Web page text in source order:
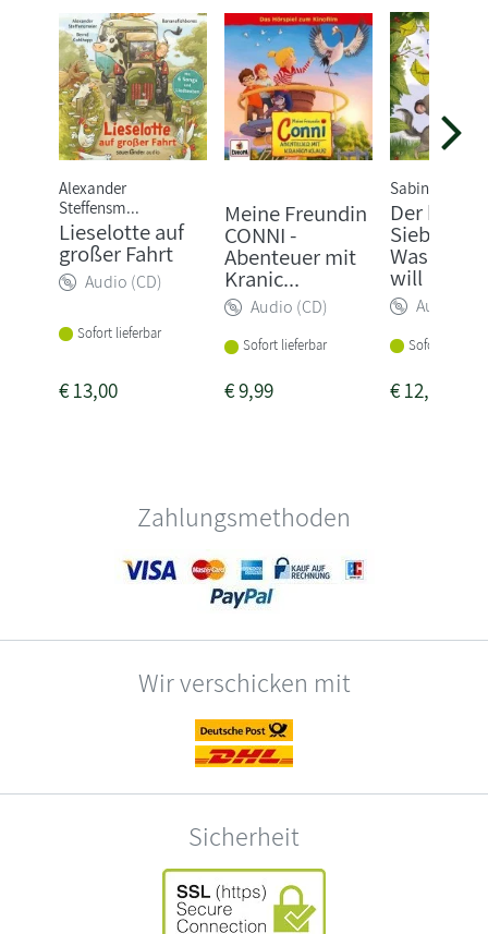
Alexander
Steffensm...
Lieselotte auf
großer Fahrt
Audio (CD)
Sofort lieferbar
€13,00
Meine Freundin
CONNI -
Abenteuer mit
Kranic...
Audio (CD)
Sofort lieferbar
€9,99
Sabine
Der kleine
Was ich
will
Audio
Sofort
€12,00
Zahlungsmethoden
Wir verschicken mit
Sicherheit